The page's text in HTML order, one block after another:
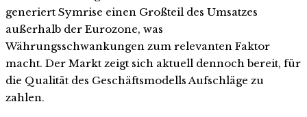
generiert Symrise einen Großteil des Umsatzes
außerhalb der Eurozone, was
Währungsschwankungen zum relevanten Faktor
macht. Der Markt zeigt sich aktuell dennoch bereit, für
die Qualität des Geschäftsmodells Aufschläge zu
zahlen.